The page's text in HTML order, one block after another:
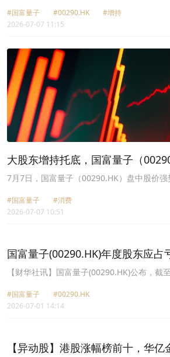
于市场上合共购入5542.65万股公司股份，占
0.54%。紧随增持股权后，柳志伟被视为于约
要股东。国富量子今日早间盘中一度涨近
6.42%，报2.32港元。
#国富量子 #00290.HK
#增持
2026-07-07 11:15
大股东增持托底，国富量子（
期？
7月7日，国富量子（00290.HK）盘中股价强
240.1亿港元。
#国富量子
#消费
2026-07-07 10:51
国富量子(00290.HK)年度股东应占
港元 不派息
【财华社讯】国富量子(00290.HK)公布，截
21.31亿港元，上年同期亏损252.5万港元；
派末期股息。
#国富量子
#00290.HK
2026-07-01 14:14
【异动股】港股涨幅榜前十，华亿